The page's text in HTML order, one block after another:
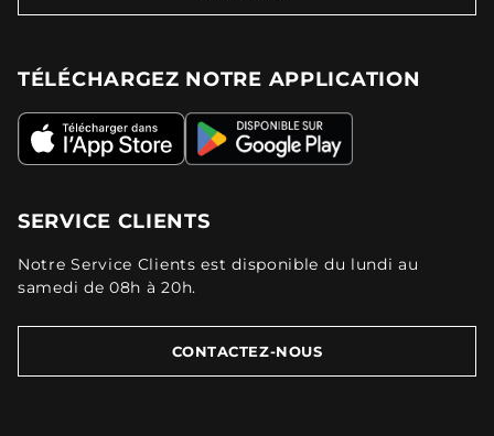
TÉLÉCHARGEZ NOTRE APPLICATION
SERVICE CLIENTS
Notre Service Clients est disponible du lundi au
samedi de 08h à 20h.
CONTACTEZ-NOUS